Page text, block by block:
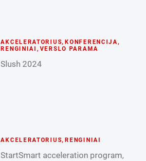
AKCELERATORIUS, KONFERENCIJA,
RENGINIAI , VERSLO PARAMA
Slush 2024
AKCELERATORIUS, RENGINIAI
StartSmart acceleration program,